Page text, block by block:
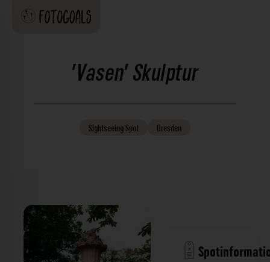
'Vasen' Skulptur
SightseeingSpot Dresden